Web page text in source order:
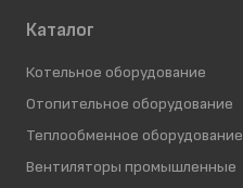
Каталог
Котельное оборудование
Отопительное оборудование
Теплообменное оборудование
Вентиляторы промышленные